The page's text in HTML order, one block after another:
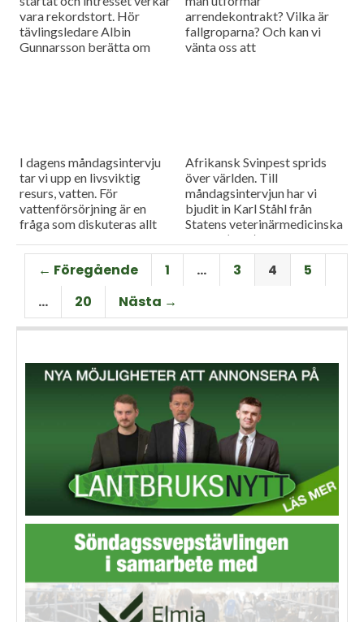
vara rekordstort. Hör
tävlingsledare Albin
Gunnarsson berätta om
arrendekontrakt? Vilka är
fallgroparna? Och kan vi
vänta oss att
I dagens måndagsintervju
tar vi upp en livsviktig
resurs, vatten. För
vattenförsörjning är en
fråga som diskuteras allt
lantbruket. Vi bjöd in Malin
Magnusson från Sweco för
att höra mer om utmaningar
och möjligheter på området.
Afrikansk Svinpest sprids
över världen. Till
måndagsintervjun har vi
bjudit in Karl Ståhl från
Statens veterinärmedicinska
anstalt (SVA) för att prata
om riskerna för spridning till
Sverige, och vilka
förebyggande åtgärder som
← Föregående 1 … 3 4
5
…
20 Nästa →